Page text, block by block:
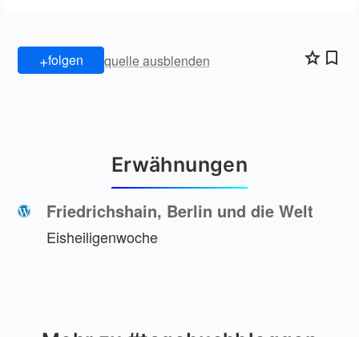
+folgen quelle ausblenden
Erwähnungen
Friedrichshain, Berlin und die Welt
Eisheiligenwoche